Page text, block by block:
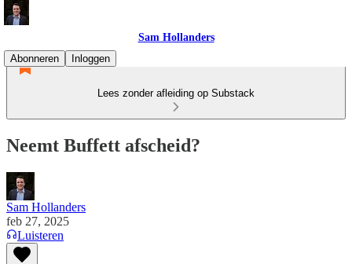
Sam Hollanders
Abonneren
Inloggen
Lees zonder afleiding op Substack
Neemt Buffett afscheid?
Sam Hollanders
feb 27, 2025
Luisteren